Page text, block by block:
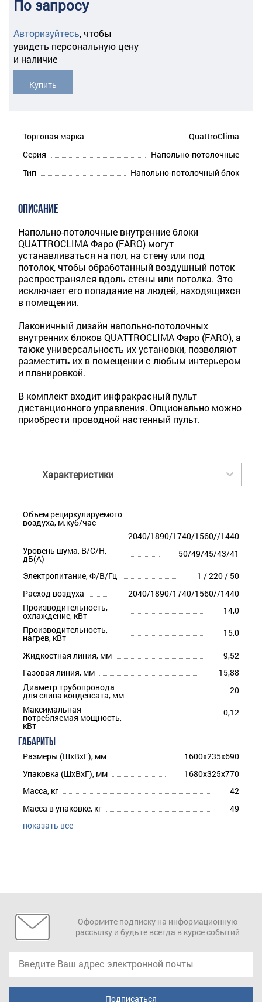
По запросу
Авторизуйтесь, чтобы
увидеть персональную цену
и наличие
Купить
Торговая марка
QuattroClima
Серия
Напольно-потолочные
Тип
Напольно-потолочный блок
ОПИСАНИЕ
Напольно-потолочные внутренние блоки
QUATTROCLIMA Фаро (FARO) могут
устанавливаться на пол, на стену или под
потолок, чтобы обработанный воздушный поток
распространялся вдоль стены или потолка. Это
исключает его попадание на людей, находящихся
в помещении.
Лаконичный дизайн напольно-потолочных
внутренних блоков QUATTROCLIMA Фаро (FARO), а
также универсальность их установки, позволяют
разместить их в помещении с любым интерьером
и планировкой.
В комплект входит инфракрасный пульт
дистанционного управления. Опционально можно
приобрести проводной настенный пульт.
Характеристики
Объем рециркулируемого
воздуха, м.куб/час
2040/1890/1740/1560//1440
Уровень шума, В/С/Н,
дБ(А) 50/49/45/43/41
Электропитание, Ф/В/Гц
1 / 220 / 50
Расход воздуха
2040/1890/1740/1560//1440
Производительность,
охлаждение, кВт
14,0
Производительность,
нагрев, кВт 15,0
Жидкостная линия, мм
9,52
Газовая линия, мм
15,88
Диаметр трубопровода
для слива конденсата, мм
20
Максимальная
потребляемая мощность,
кВт
0,12
ГАБАРИТЫ
Размеры (ШхВхГ), мм
1600x235x690
Упаковка (ШхВхГ), мм
1680x325x770
Масса, кг
42
Масса в упаковке, кг
49
показать все
Оформите подписку на информационную
рассылку и будьте всегда в курсе событий